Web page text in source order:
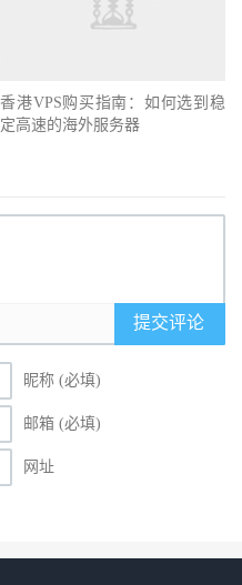
香港VPS购买指南：如何选到稳
定高速的海外服务器
提交评论
昵称 (必填)
邮箱 (必填)
网址